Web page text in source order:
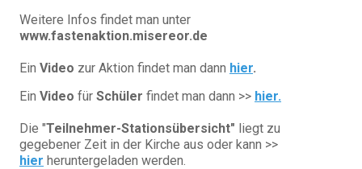
Weitere Infos findet man unter
www.fastenaktion.misereor.de
Ein Video zur Aktion findet man dann hier.
Ein Video für Schüler findet man dann >> hier.
Die "Teilnehmer-Stationsübersicht" liegt zu
gegebener Zeit in der Kirche aus oder kann >>
hier heruntergeladen werden.